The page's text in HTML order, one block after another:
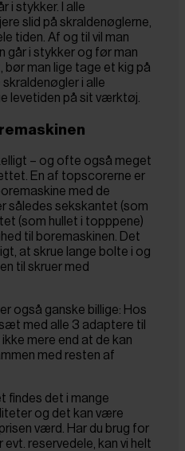
i stykker. I alle
slid på skraldenøglerne,
tiden. Af og til vil man
går i stykker og før man
man lige tage et kig på
i alle
levetiden på sit værktøj.
– og ofte også meget
En af topscorerne er
med de
således sekskantet (som
(som hullet i topppene)
til boremaskinen. Det
at skrue lange bolte i og
til skruer med
også ganske billige: Hos
med alle 3 adaptere til
mere end at de kan
med resten af
findes det i mange
og det kan være
værd. Har du brug for
reservedele, kan vi helt